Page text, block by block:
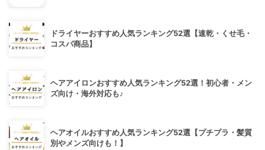
ドライヤーおすすめ人気ランキング52選【速乾・くせ毛・
コスパ商品】
ヘアアイロンおすすめ人気ランキング52選！初心者・メン
ズ向け・海外対応も♪
ヘアオイルおすすめ人気ランキング52選【プチプラ・髪質
別やメンズ向けも！】